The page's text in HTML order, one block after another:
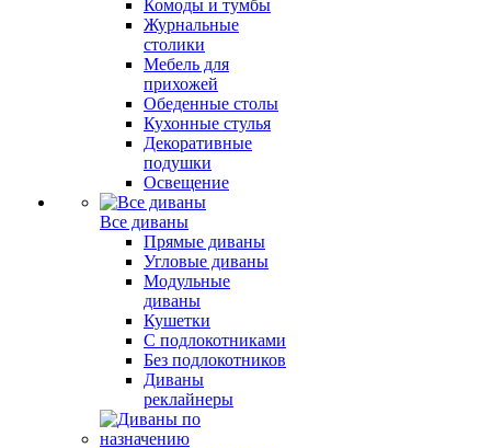
Комоды и тумбы
Журнальные
столики
Мебель для
прихожей
Обеденные столы
Кухонные стулья
Декоративные
подушки
Освещение
Все диваны
Прямые диваны
Угловые диваны
Модульные
диваны
Кушетки
С подлокотниками
Без подлокотников
Диваны
реклайнеры